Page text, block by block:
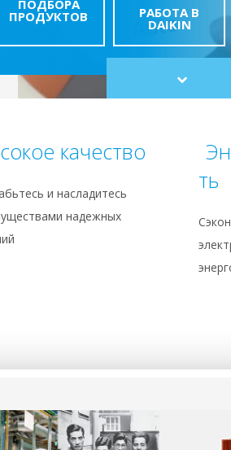
ПОДБОРА
ПРОДУКТОВ РАБОТА В
DAIKIN
Scroll
to
качество
и насладитесь
надежных
ть